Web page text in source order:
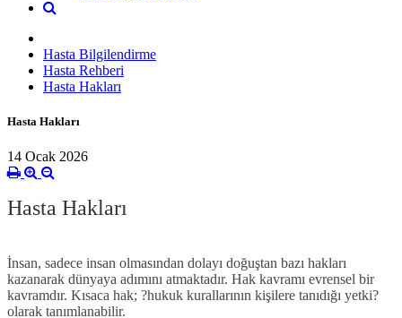
Hasta Bilgilendirme
Hasta Rehberi
Hasta Hakları
Hasta Hakları
14 Ocak 2026
Hasta Hakları
İnsan, sadece insan olmasından dolayı doğuştan bazı hakları
kazanarak dünyaya adımını atmaktadır. Hak kavramı evrensel bir
kavramdır. Kısaca hak; ?hukuk kurallarının kişilere tanıdığı yetki?
olarak tanımlanabilir.